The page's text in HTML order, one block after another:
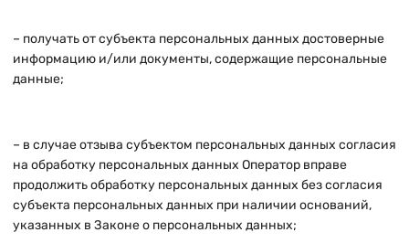
– получать от субъекта персональных данных достоверные
информацию и/или документы, содержащие персональные
данные;
– в случае отзыва субъектом персональных данных согласия
на обработку персональных данных Оператор вправе
продолжить обработку персональных данных без согласия
субъекта персональных данных при наличии оснований,
указанных в Законе о персональных данных;